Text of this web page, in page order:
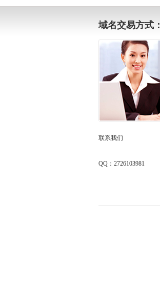
域名交易方式：
联系我们
QQ：2726103981